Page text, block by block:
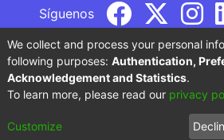
Síguenos
por parte del Ministerio de
We collect and process your personal
following purposes: Authentication,
Acknowledgement and Statistics.
To learn more, please read our privacy
Customize